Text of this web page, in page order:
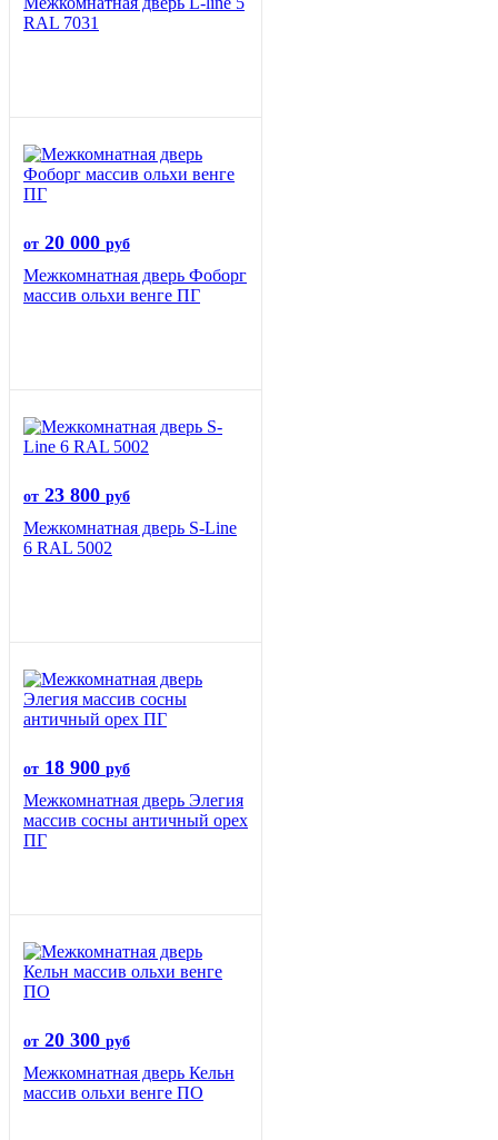
RAL 7031
от 20 000 руб
Межкомнатная дверь Фоборг
массив ольхи венге ПГ
от 23 800 руб
Межкомнатная дверь S-Line
6 RAL 5002
от 18 900 руб
Межкомнатная дверь Элегия
массив сосны античный орех
ПГ
от 20 300 руб
Межкомнатная дверь Кельн
массив ольхи венге ПО